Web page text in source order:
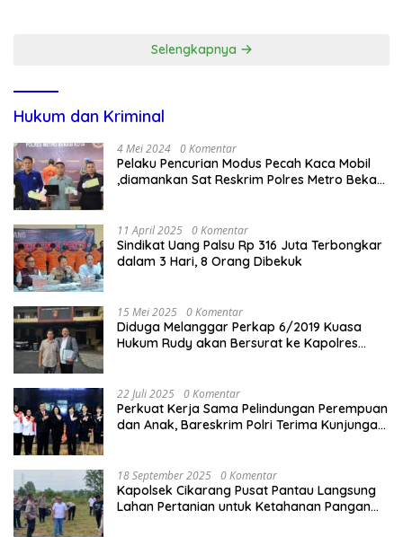
Selengkapnya
Hukum dan Kriminal
4 Mei 2024 0 Komentar
Pelaku Pencurian Modus Pecah Kaca Mobil
,diamankan Sat Reskrim Polres Metro Bekasi
11 April 2025 0 Komentar
Sindikat Uang Palsu Rp 316 Juta Terbongkar
dalam 3 Hari, 8 Orang Dibekuk
15 Mei 2025 0 Komentar
Diduga Melanggar Perkap 6/2019 Kuasa
Hukum Rudy akan Bersurat ke Kapolres
22 Juli 2025 0 Komentar
Perkuat Kerja Sama Pelindungan Perempuan
dan Anak, Bareskrim Polri Terima Kunjungan
18 September 2025 0 Komentar
Kapolsek Cikarang Pusat Pantau Langsung
Lahan Pertanian untuk Ketahanan Pangan